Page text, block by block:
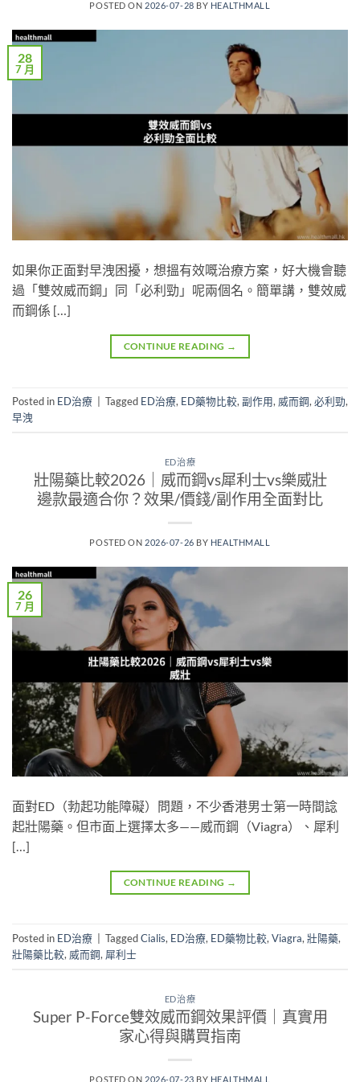
POSTED ON 2026-07-28 BY HEALTHMALL
28
7 月
如果你正面對早洩困擾，想搵有效嘅治療方案，好大機會聽
過「雙效威而鋼」同「必利勁」呢兩個名。簡單講，雙效威
而鋼係 […]
CONTINUE READING →
Posted in ED治療 Tagged ED治療, ED藥物比較, 副作用, 威而鋼, 必利勁,
早洩
ED治療
壯陽藥比較2026｜威而鋼vs犀利士vs樂威壯
邊款最適合你？效果/價錢/副作用全面對比
POSTED ON 2026-07-26 BY HEALTHMALL
26
7 月
面對ED（勃起功能障礙）問題，不少香港男士第一時間諗
起壯陽藥。但市面上選擇太多——威而鋼（Viagra）、犀利
[…]
CONTINUE READING →
Posted in ED治療 TaggedCialis, ED治療, ED藥物比較, Viagra, 壯陽藥,
壯陽藥比較, 威而鋼, 犀利士
ED治療
Super P-Force雙效威而鋼效果評價｜真實用
家心得與購買指南
POSTED ON 2026-07-23 BY HEALTHMALL